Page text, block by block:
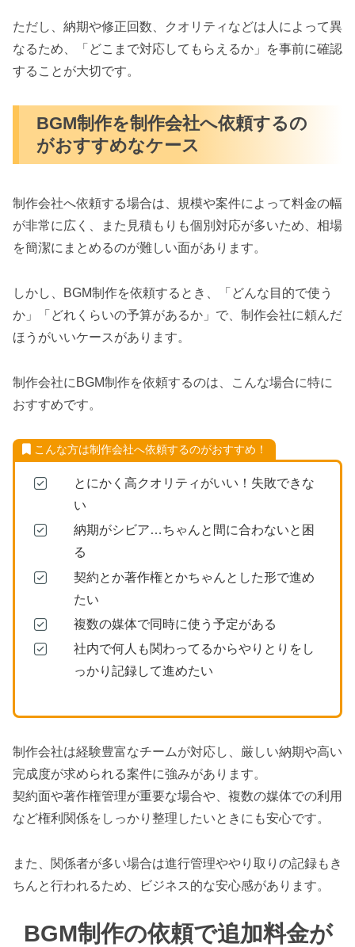
ただし、納期や修正回数、クオリティなどは人によって異
なるため、「どこまで対応してもらえるか」を事前に確認
することが大切です。
BGM制作を制作会社へ依頼するの
がおすすめなケース
制作会社へ依頼する場合は、規模や案件によって料金の幅
が非常に広く、また見積もりも個別対応が多いため、相場
を簡潔にまとめるのが難しい面があります。
しかし、BGM制作を依頼するとき、「どんな目的で使う
か」「どれくらいの予算があるか」で、制作会社に頼んだ
ほうがいいケースがあります。
制作会社にBGM制作を依頼するのは、こんな場合に特に
おすすめです。
こんな方は制作会社へ依頼するのがおすすめ！
とにかく高クオリティがいい！失敗できな
い
納期がシビア…ちゃんと間に合わないと困
る
契約とか著作権とかちゃんとした形で進め
たい
複数の媒体で同時に使う予定がある
社内で何人も関わってるからやりとりをし
っかり記録して進めたい
制作会社は経験豊富なチームが対応し、厳しい納期や高い
完成度が求められる案件に強みがあります。
契約面や著作権管理が重要な場合や、複数の媒体での利用
など権利関係をしっかり整理したいときにも安心です。
また、関係者が多い場合は進行管理ややり取りの記録もき
ちんと行われるため、ビジネス的な安心感があります。
BGM制作の依頼で追加料金が